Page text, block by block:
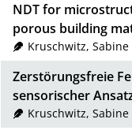
NDT for
porous building
Kruschwitz, Sabine
Zerstörungsfreie
sensorischer
Kruschwitz, Sabine